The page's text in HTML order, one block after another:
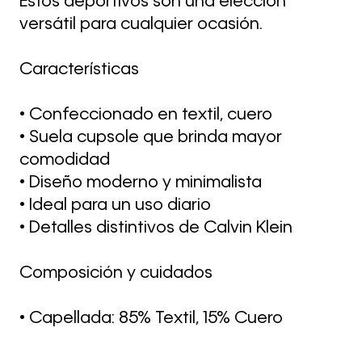
versátil para cualquier ocasión.
Características
• Confeccionado en textil, cuero
• Suela cupsole que brinda mayor
comodidad
• Diseño moderno y minimalista
• Ideal para un uso diario
• Detalles distintivos de Calvin Klein
Composición y cuidados
• Capellada: 85% Textil, 15% Cuero